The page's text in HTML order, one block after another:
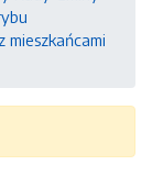
mieszkańcami